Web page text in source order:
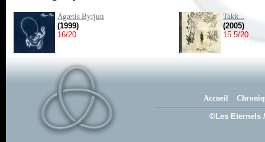
Ágætis Byrjun
(1999)
16/20
Takk...
(2005)
15.5/20
Accueil
©Les Eternels